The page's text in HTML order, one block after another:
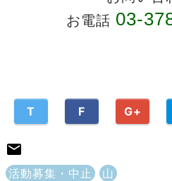
お電話 03-
T F G+
活動募集・中止 山